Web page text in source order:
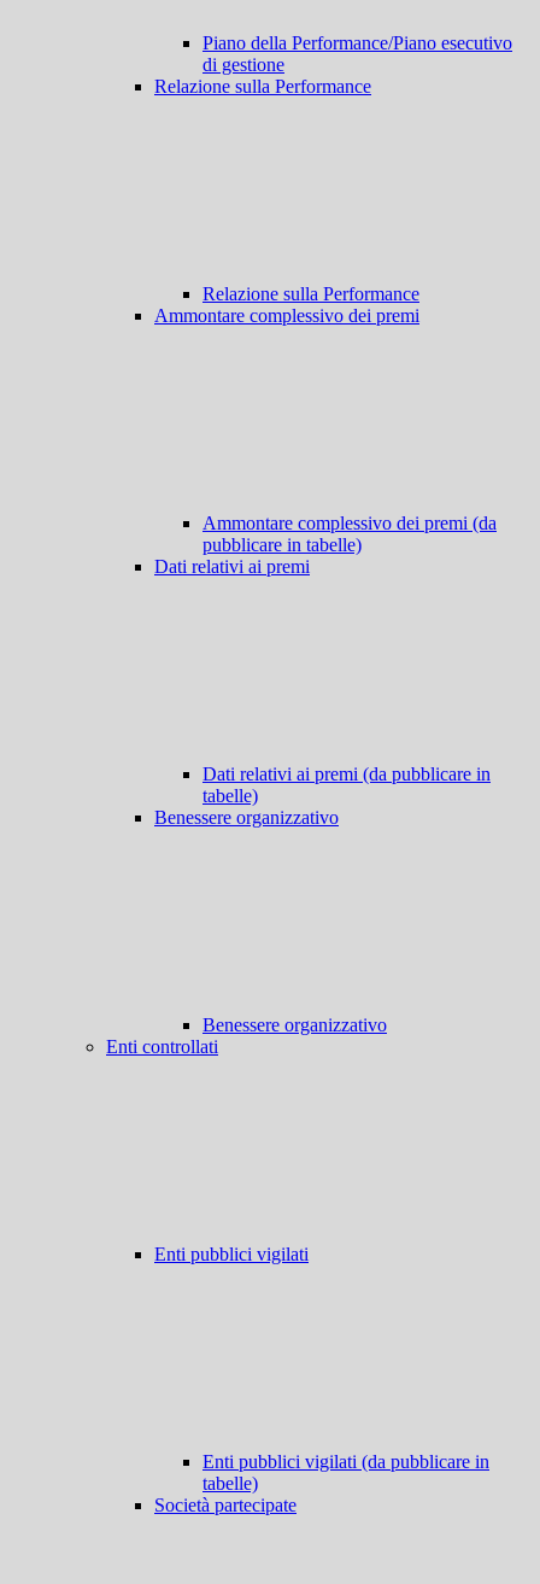
Piano della Performance/Piano esecutivo
di gestione
Relazione sulla Performance
Relazione sulla Performance
Ammontare complessivo dei premi
Ammontare complessivo dei premi (da
pubblicare in tabelle)
Dati relativi ai premi
Dati relativi ai premi (da pubblicare in
tabelle)
Benessere organizzativo
Benessere organizzativo
Enti controllati
Enti pubblici vigilati
Enti pubblici vigilati (da pubblicare in
tabelle)
Società partecipate